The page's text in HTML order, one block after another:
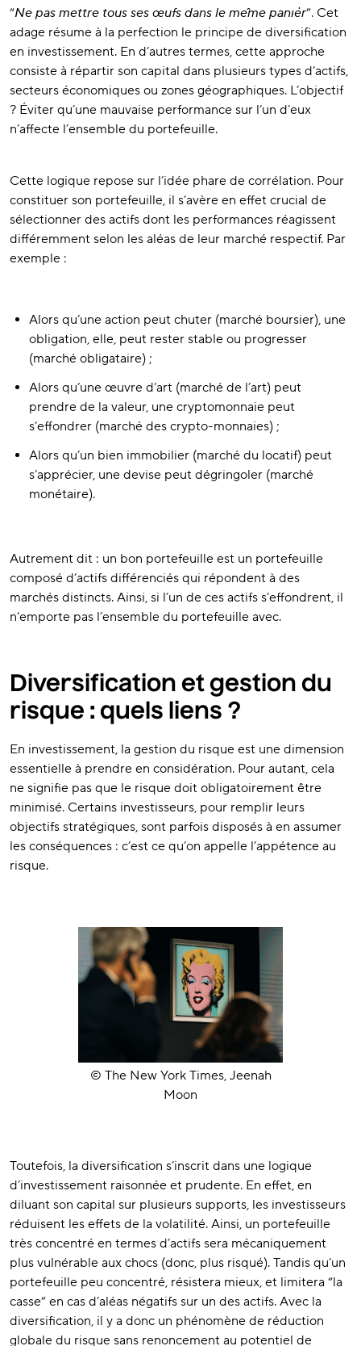
“Ne pas mettre tous ses œufs dans le même panier”. Cet
adage résume à la perfection le principe de diversification
en investissement. En d’autres termes, cette approche
consiste à répartir son capital dans plusieurs types d’actifs,
secteurs économiques ou zones géographiques. L’objectif
? Éviter qu’une mauvaise performance sur l’un d’eux
n’affecte l’ensemble du portefeuille.
Cette logique repose sur l’idée phare de corrélation. Pour
constituer son portefeuille, il s’avère en effet crucial de
sélectionner des actifs dont les performances réagissent
différemment selon les aléas de leur marché respectif. Par
exemple :
Alors qu’une action peut chuter (marché boursier), une
obligation, elle, peut rester stable ou progresser
(marché obligataire) ;
Alors qu’une œuvre d’art (marché de l’art) peut
prendre de la valeur, une cryptomonnaie peut
s’effondrer (marché des crypto-monnaies) ;
Alors qu’un bien immobilier (marché du locatif) peut
s’apprécier, une devise peut dégringoler (marché
monétaire).
Autrement dit : un bon portefeuille est un portefeuille
composé d’actifs différenciés qui répondent à des
marchés distincts. Ainsi, si l’un de ces actifs s’effondrent, il
n’emporte pas l’ensemble du portefeuille avec.
Diversification et gestion du
risque : quels liens ?
En investissement, la gestion du risque est une dimension
essentielle à prendre en considération. Pour autant, cela
ne signifie pas que le risque doit obligatoirement être
minimisé. Certains investisseurs, pour remplir leurs
objectifs stratégiques, sont parfois disposés à en assumer
les conséquences : c’est ce qu’on appelle l’appétence au
risque.
© The New York Times, Jeenah
Moon
Toutefois, la diversification s’inscrit dans une logique
d’investissement raisonnée et prudente. En effet, en
diluant son capital sur plusieurs supports, les investisseurs
réduisent les effets de la volatilité. Ainsi, un portefeuille
très concentré en termes d’actifs sera mécaniquement
plus vulnérable aux chocs (donc, plus risqué). Tandis qu’un
portefeuille peu concentré, résistera mieux, et limitera “la
casse” en cas d’aléas négatifs sur un des actifs. Avec la
diversification, il y a donc un phénomène de réduction
globale du risque sans renoncement au potentiel de